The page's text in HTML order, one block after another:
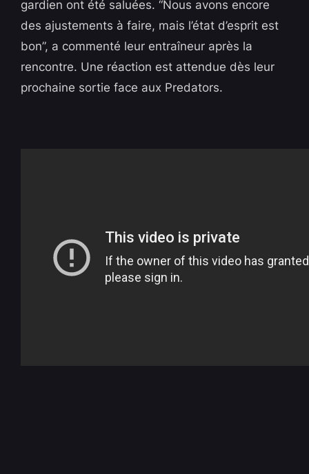
gardien ont été saluées. “Nous avons encore
des ajustements à faire, mais l’état d’esprit est
bon”, a commenté leur entraîneur après la
rencontre. Une réaction est attendue dès leur
prochaine sortie face aux Predators.